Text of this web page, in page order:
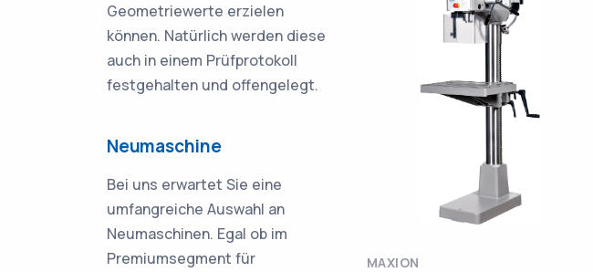
MAXION
Geometriewerte erzielen
können. Natürlich werden diese
auch in einem Prüfprotokoll
festgehalten und offengelegt.
Neumaschine
Bei uns erwartet Sie eine
umfangreiche Auswahl an
Neumaschinen. Egal ob im
Premiumsegment für